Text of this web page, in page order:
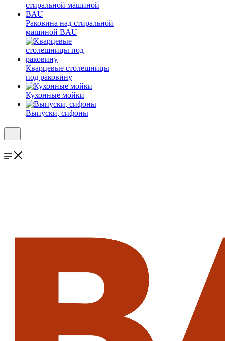
Раковина над стиральной
машиной BAU
Кварцевые столешницы
под раковину
Кухонные мойки
Выпуски, сифоны